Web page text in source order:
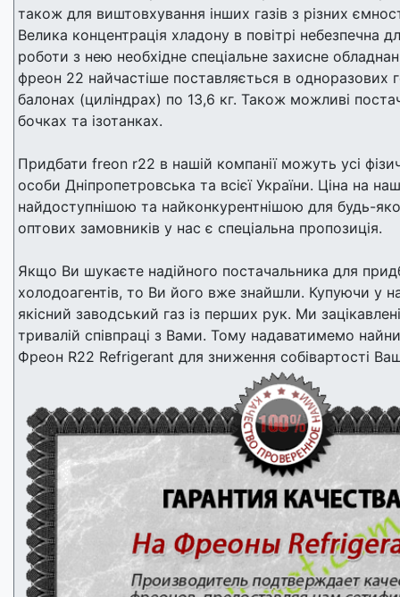
також для виштовхування інших газів з різних
Велика концентрація хладону в повітрі небезпечна
роботи з нею необхідне спеціальне захисне
фреон 22 найчастіше поставляється в одноразових
балонах (циліндрах) по 13,6 кг. Також можливі
бочках та ізотанках.
Придбати freon r22 в нашій компанії можуть усі
особи Дніпропетровська та всієї України. Ціна на
найдоступнішою та найконкурентнішою для будь-
оптових замовників у нас є спеціальна пропозиція.
Якщо Ви шукаєте надійного постачальника для
холодоагентів, то Ви його вже знайшли. Купуючи у
якісний заводський газ із перших рук. Ми
тривалій співпраці з Вами. Тому надаватимемо
Фреон R22 Refrigerant для зниження собівартості